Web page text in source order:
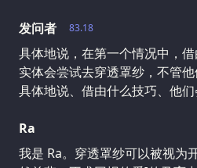
83.18
发问者
具体地说，在第一个情况中，
实体会尝试去穿透罩纱，不管
具体地说、借由什么技巧、他们
Ra
我是 Ra。穿透罩纱可以被视为